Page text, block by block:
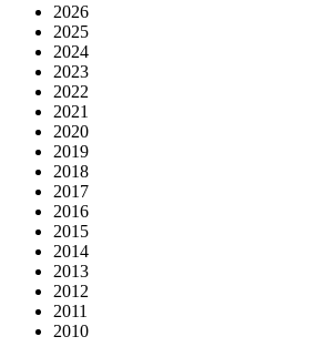
2026
2025
2024
2023
2022
2021
2020
2019
2018
2017
2016
2015
2014
2013
2012
2011
2010